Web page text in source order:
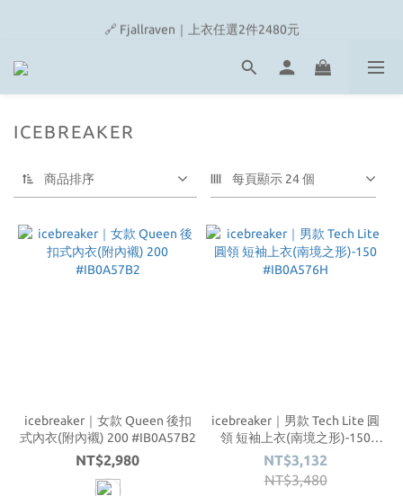
🎉On/HOKA 新品陸續上架
ICEBREAKER
商品排序 每頁顯示 24 個
icebreaker｜女款 Queen 後扣
式內衣(附內襯) 200 #IB0A57B2
NT$2,980
icebreaker｜男款 Tech Lite 圓
領 短袖上衣(南境之形)-150
#IB0A576H
NT$3,132
NT$3,480